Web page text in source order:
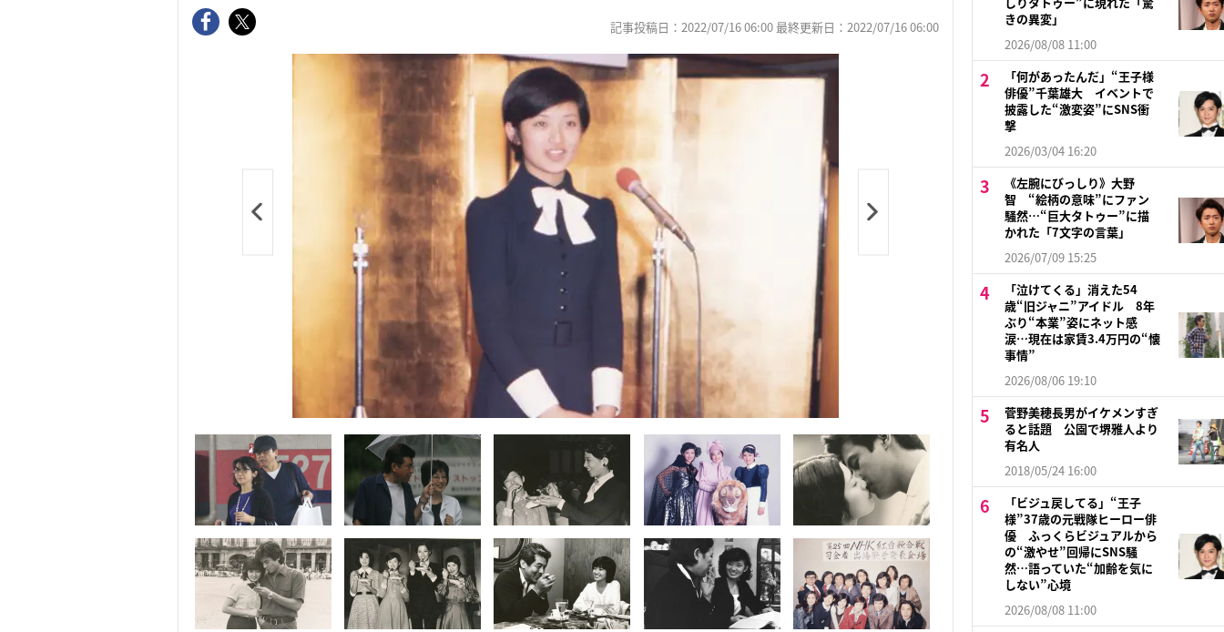
記事投稿日：2022/07/16 06:00 最終更新日：2022/07/16 06:00
きの異変」
2026/08/08 11:00
「何があったんだ」“王子様
俳優”千葉雄大 イベントで
披露した“激変姿”にSNS衝
撃
2026/03/04 16:20
《左腕にびっしり》大野
智 “絵柄の意味”にファン
騒然…“巨大タトゥー”に描
かれた「7文字の言葉」
2026/07/09 15:25
「泣けてくる」消えた54
歳“旧ジャニ”アイドル 8年
ぶり“本業”姿にネット感
涙…現在は家賃3.4万円の“懐
事情”
2026/08/06 19:10
菅野美穂長男がイケメンすぎ
ると話題 公園で堺雅人より
有名人
2018/05/24 16:00
「ビジュ戻してる」“王子
様”37歳の元戦隊ヒーロー俳
優 ふっくらビジュアルから
の“激やせ”回帰にSNS騒
然…語っていた“加齢を気に
しない”心境
2026/08/08 11:00